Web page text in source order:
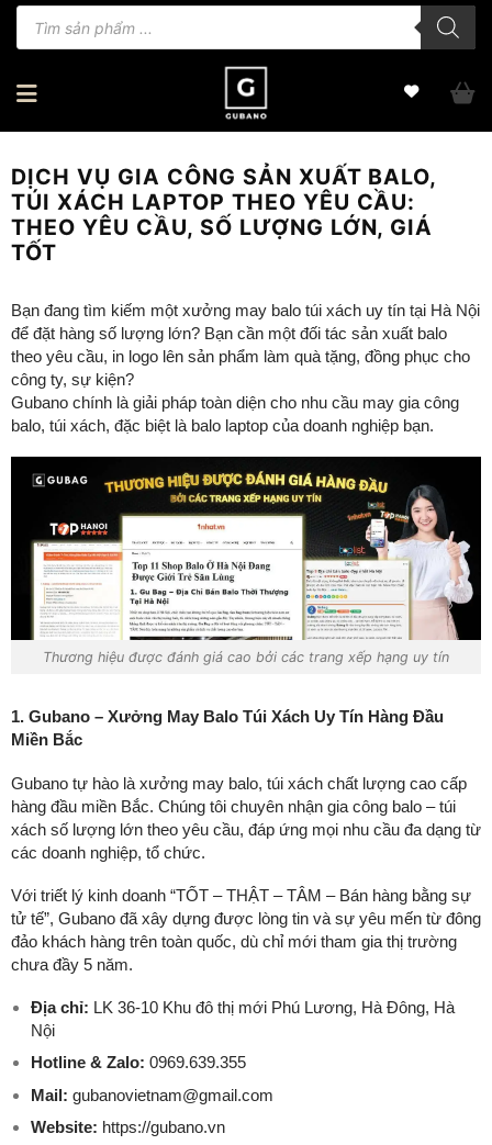
BỏTìm
DỊCH VỤ GIA CÔNG SẢN XUẤT BALO,
TÚI XÁCH LAPTOP THEO YÊU CẦU:
THEO YÊU CẦU, SỐ LƯỢNG LỚN, GIÁ
TỐT
Bạn đang tìm kiếm một xưởng may balo túi xách uy tín tại Hà Nội
để đặt hàng số lượng lớn? Bạn cần một đối tác sản xuất balo
theo yêu cầu, in logo lên sản phẩm làm quà tặng, đồng phục cho
công ty, sự kiện?
Gubano chính là giải pháp toàn diện cho nhu cầu may gia công
balo, túi xách, đặc biệt là balo laptop của doanh nghiệp bạn.
Thương hiệu được đánh giá cao bởi các trang xếp hạng uy tín
1. Gubano – Xưởng May Balo Túi Xách Uy Tín Hàng Đầu
Miền Bắc
Gubano tự hào là xưởng may balo, túi xách chất lượng cao cấp
hàng đầu miền Bắc. Chúng tôi chuyên nhận gia công balo – túi
xách số lượng lớn theo yêu cầu, đáp ứng mọi nhu cầu đa dạng từ
các doanh nghiệp, tổ chức.
Với triết lý kinh doanh “TỐT – THẬT – TÂM – Bán hàng bằng sự
tử tế”, Gubano đã xây dựng được lòng tin và sự yêu mến từ đông
đảo khách hàng trên toàn quốc, dù chỉ mới tham gia thị trường
chưa đầy 5 năm.
Địa chỉ: LK 36-10 Khu đô thị mới Phú Lương, Hà Đông, Hà
Nội
Hotline & Zalo: 0969.639.355
Mail: gubanovietnam@gmail.com
Website: https://gubano.vn